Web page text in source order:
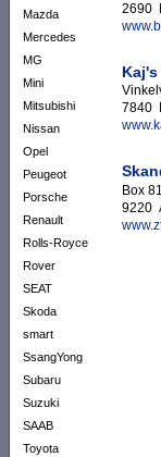
Mazda
Mercedes
MG
Mini
Mitsubishi
Nissan
Opel
Peugeot
Porsche
Renault
Rolls-Royce
Rover
SEAT
Skoda
smart
SsangYong
Subaru
Suzuki
SAAB
Toyota
2690
7840
Box
9220